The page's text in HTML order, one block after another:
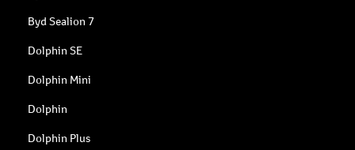
Byd Sealion 7
Dolphin SE
Dolphin Mini
Dolphin
Dolphin Plus